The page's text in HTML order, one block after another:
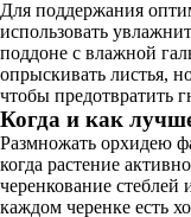
Для поддержания
использовать
поддоне с влажной
опрыскивать листья,
чтобы предотвратить
Когда и как
Размножать орхидею
когда растение
черенкование стеблей
каждом черенке есть